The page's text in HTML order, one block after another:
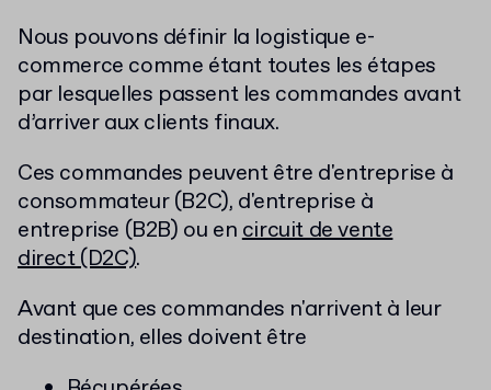
Nous pouvons définir la logistique e-
commerce comme étant toutes les étapes
par lesquelles passent les commandes avant
d’arriver aux clients finaux.
Ces commandes peuvent être d'entreprise à
consommateur (B2C), d'entreprise à
entreprise (B2B) ou encircuit de vente
direct (D2C).
Avant que ces commandes n'arrivent à leur
destination, elles doivent être